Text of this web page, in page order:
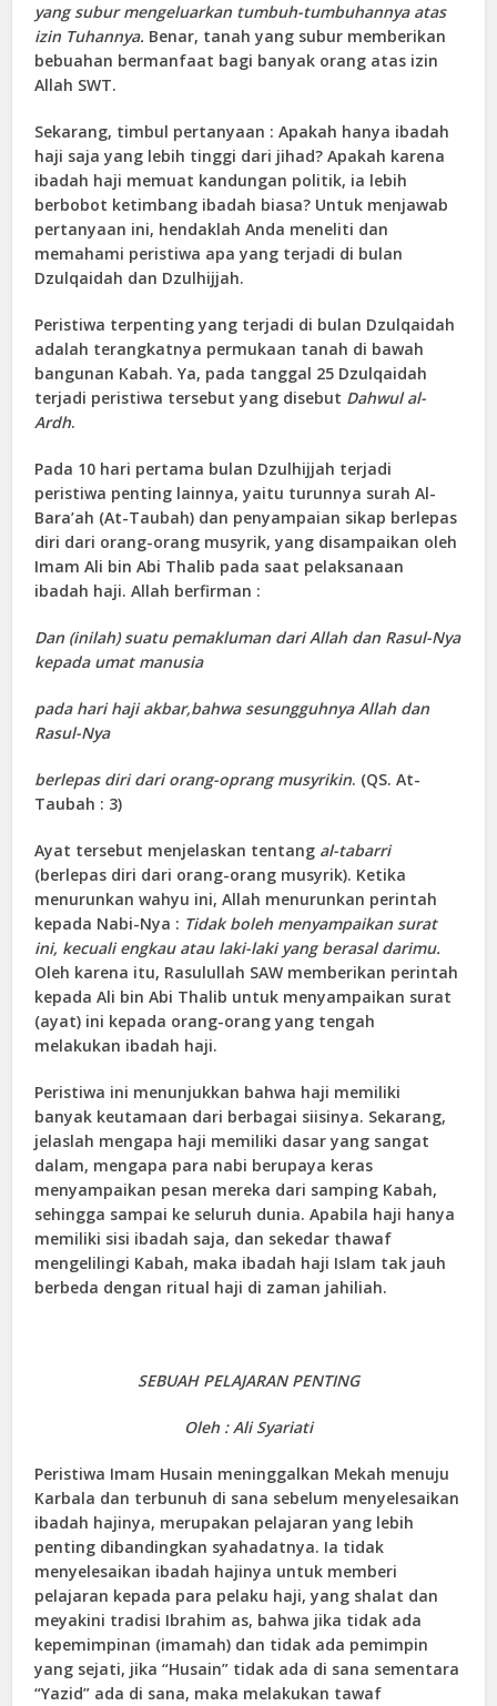
yang subur mengeluarkan tumbuh-tumbuhannya atas
izin Tuhannya. Benar, tanah yang subur memberikan
bebuahan bermanfaat bagi banyak orang atas izin
Allah SWT.
Sekarang, timbul pertanyaan : Apakah hanya ibadah
haji saja yang lebih tinggi dari jihad? Apakah karena
ibadah haji memuat kandungan politik, ia lebih
berbobot ketimbang ibadah biasa? Untuk menjawab
pertanyaan ini, hendaklah Anda meneliti dan
memahami peristiwa apa yang terjadi di bulan
Dzulqaidah dan Dzulhijjah.
Peristiwa terpenting yang terjadi di bulan Dzulqaidah
adalah terangkatnya permukaan tanah di bawah
bangunan Kabah. Ya, pada tanggal 25 Dzulqaidah
terjadi peristiwa tersebut yang disebut Dahwul al-
Ardh.
Pada 10 hari pertama bulan Dzulhijjah terjadi
peristiwa penting lainnya, yaitu turunnya surah Al-
Bara’ah (At-Taubah) dan penyampaian sikap berlepas
diri dari orang-orang musyrik, yang disampaikan oleh
Imam Ali bin Abi Thalib pada saat pelaksanaan
ibadah haji. Allah berfirman :
Dan (inilah) suatu pemakluman dari Allah dan Rasul-Nya
kepada umat manusia
pada hari haji akbar,bahwa sesungguhnya Allah dan
Rasul-Nya
berlepas diri dari orang-oprang musyrikin. (QS. At-
Taubah : 3)
Ayat tersebut menjelaskan tentang al-tabarri
(berlepas diri dari orang-orang musyrik). Ketika
menurunkan wahyu ini, Allah menurunkan perintah
kepada Nabi-Nya : Tidak boleh menyampaikan surat
ini, kecuali engkau atau laki-laki yang berasal darimu.
Oleh karena itu, Rasulullah SAW memberikan perintah
kepada Ali bin Abi Thalib untuk menyampaikan surat
(ayat) ini kepada orang-orang yang tengah
melakukan ibadah haji.
Peristiwa ini menunjukkan bahwa haji memiliki
banyak keutamaan dari berbagai siisinya. Sekarang,
jelaslah mengapa haji memiliki dasar yang sangat
dalam, mengapa para nabi berupaya keras
menyampaikan pesan mereka dari samping Kabah,
sehingga sampai ke seluruh dunia. Apabila haji hanya
memiliki sisi ibadah saja, dan sekedar thawaf
mengelilingi Kabah, maka ibadah haji Islam tak jauh
berbeda dengan ritual haji di zaman jahiliah.
SEBUAH PELAJARAN PENTING
Oleh : Ali Syariati
Peristiwa Imam Husain meninggalkan Mekah menuju
Karbala dan terbunuh di sana sebelum menyelesaikan
ibadah hajinya, merupakan pelajaran yang lebih
penting dibandingkan syahadatnya. Ia tidak
menyelesaikan ibadah hajinya untuk memberi
pelajaran kepada para pelaku haji, yang shalat dan
meyakini tradisi Ibrahim as, bahwa jika tidak ada
kepemimpinan (imamah) dan tidak ada pemimpin
yang sejati, jika “Husain” tidak ada di sana sementara
“Yazid” ada di sana, maka melakukan tawaf